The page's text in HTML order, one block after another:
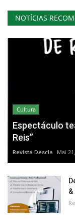
NOTÍCIAS
Cultura
Espectáculo
Reis”
Revista Descla Mai
&